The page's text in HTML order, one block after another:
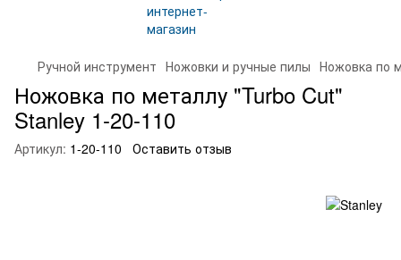
Ручной инструмент Ножовки и ручные пилы Ножовка по
Ножовка по металлу "Turbo Cut"
Stanley 1-20-110
Артикул: 1-20-110 Оставить отзыв